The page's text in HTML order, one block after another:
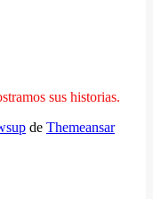
sus historias.
de Themeansar